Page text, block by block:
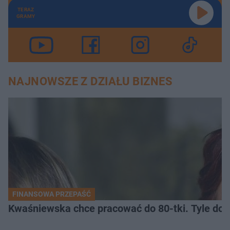
TERAZ
GRAMY
NAJNOWSZE Z DZIAŁU BIZNES
FINANSOWA PRZEPAŚĆ
Kwaśniewska chce pracować do 80-tki. Tyle